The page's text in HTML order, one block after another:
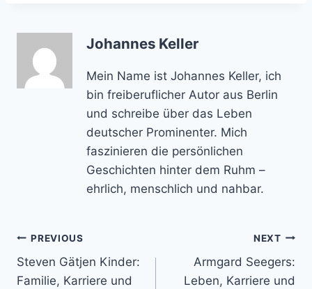
Johannes Keller
Mein Name ist Johannes Keller, ich
bin freiberuflicher Autor aus Berlin
und schreibe über das Leben
deutscher Prominenter. Mich
faszinieren die persönlichen
Geschichten hinter dem Ruhm –
ehrlich, menschlich und nahbar.
Post
navigation
PREVIOUS
Steven Gätjen Kinder:
Familie, Karriere und
NEXT
Armgard Seegers:
Leben, Karriere und